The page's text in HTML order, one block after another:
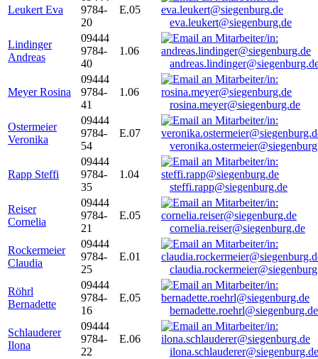
Leukert Eva
9784-
20
E.05
eva.leukert@siegenburg.de
Lindinger
Andreas
09444
9784-
40
1.06
Meyer Rosina
09444
9784-
41
1.06
rosina.meyer@siegenburg.de
Ostermeier
Veronika
09444
9784-
54
E.07
Rapp Steffi
09444
9784-
35
1.04
steffi.rapp@siegenburg.de
Reiser
Cornelia
09444
9784-
21
E.05
cornelia.reiser@siegenburg.de
Rockermeier
Claudia
09444
9784-
25
E.01
Röhrl
Bernadette
09444
9784-
16
E.05
bernadette.roehrl@siegenburg.de
Schlauderer
Ilona
09444
9784-
22
E.06
ilona.schlauderer@siegenburg.de